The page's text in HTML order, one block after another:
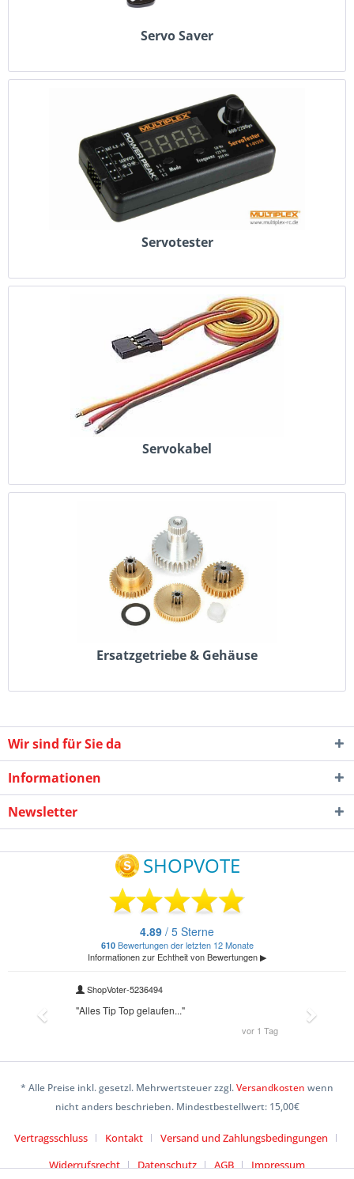
Servo Saver
Servotester
Servokabel
Ersatzgetriebe & Gehäuse
Wir sind für Sie da
Informationen
Newsletter
* Alle Preise inkl. gesetzl. Mehrwertsteuer zzgl.Versandkosten wenn
nicht anders beschrieben. Mindestbestellwert: 15,00€
Vertragsschluss Kontakt
Versand und Zahlungsbedingungen
Widerrufsrecht
Datenschutz AGB Impressum